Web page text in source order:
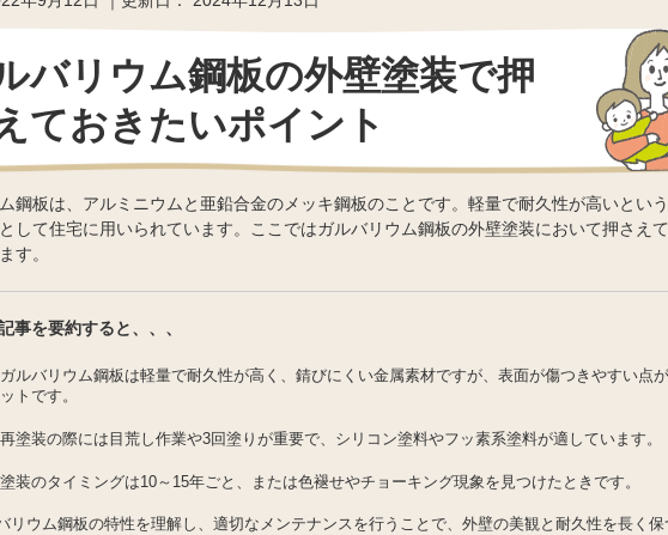
バリウム鋼板の外壁塗装で押
ておきたいポイント
鋼板は、アルミニウムと亜鉛合金のメッキ鋼板のことです。軽量で耐久性が高いとい
して住宅に用いられています。ここではガルバリウム鋼板の外壁塗装において押さえ
す。
事を要約すると、、、
ガルバリウム鋼板は軽量で耐久性が高く、錆びにくい金属素材ですが、表面が傷つきやすい点
ットです。
再塗装の際には目荒し作業や3回塗りが重要で、シリコン塗料やフッ素系塗料が適しています。
塗装のタイミングは10～15年ごと、または色褪せやチョーキング現象を見つけたときです。
リウム鋼板の特性を理解し、適切なメンテナンスを行うことで、外壁の美観と耐久性を長く